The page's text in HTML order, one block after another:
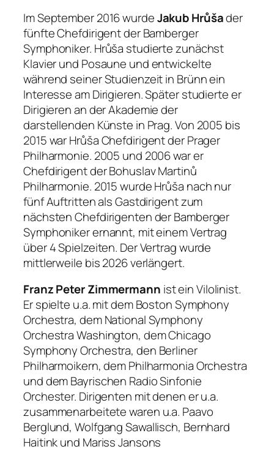
Im September 2016 wurdeJakub Hrůšader
fünfte Chefdirigent der Bamberger
Symphoniker. Hrůša studierte zunächst
Klavier und Posaune und entwickelte
während seiner Studienzeit in Brünn ein
Interesse am Dirigieren. Später studierte er
Dirigieren an der Akademie der
darstellenden Künste in Prag. Von 2005 bis
2015 war Hrůša Chefdirigent der Prager
Philharmonie. 2005 und 2006 war er
Chefdirigent der Bohuslav Martinů
Philharmonie. 2015 wurde Hrůša nach nur
fünf Auftritten als Gastdirigent zum
nächsten Chefdirigenten der Bamberger
Symphoniker ernannt, mit einem Vertrag
über 4 Spielzeiten. Der Vertrag wurde
mittlerweile bis 2026 verlängert.
Franz Peter Zimmermann ist ein Vilolinist.
Er spielte u.a. mit dem Boston Symphony
Orchestra, dem National Symphony
Orchestra Washington, dem Chicago
Symphony Orchestra, den Berliner
Philharmoikern, dem Philharmonia Orchestra
und dem Bayrischen Radio Sinfonie
Orchester. Dirigenten mit denen er u.a.
zusammenarbeitete waren u.a. Paavo
Berglund, Wolfgang Sawallisch, Bernhard
Haitink und Mariss Jansons